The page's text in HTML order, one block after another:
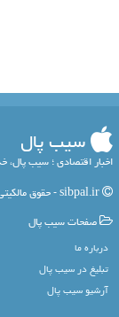
سیب پال
اخبار اقتصادی ؛ سیب پال،
صفحات سیب پال
درباره ما
تبلیغ در سیب پال
آرشیو سیب پال